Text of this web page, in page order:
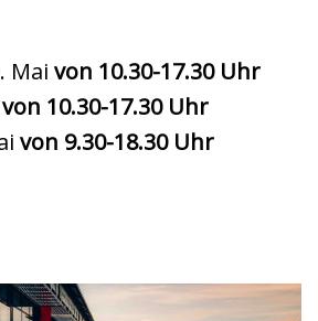
Mai von 10.30-17.30 Uhr
von 10.30-17.30 Uhr
von 9.30-18.30 Uhr